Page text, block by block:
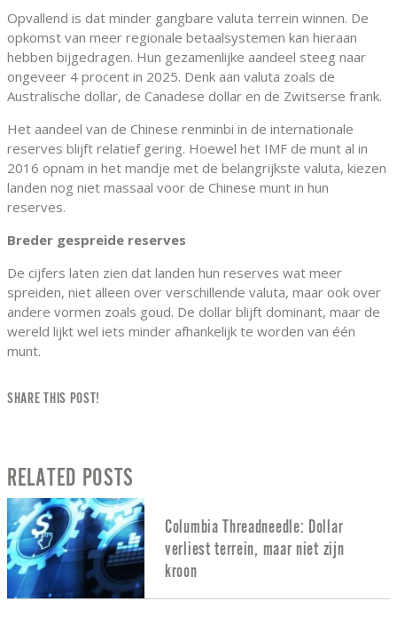
Opvallend is dat minder gangbare valuta terrein winnen. De
opkomst van meer regionale betaalsystemen kan hieraan
hebben bijgedragen. Hun gezamenlijke aandeel steeg naar
ongeveer 4 procent in 2025. Denk aan valuta zoals de
Australische dollar, de Canadese dollar en de Zwitserse frank.
Het aandeel van de Chinese renminbi in de internationale
reserves blijft relatief gering. Hoewel het IMF de munt al in
2016 opnam in het mandje met de belangrijkste valuta, kiezen
landen nog niet massaal voor de Chinese munt in hun
reserves.
Breder gespreide reserves
De cijfers laten zien dat landen hun reserves wat meer
spreiden, niet alleen over verschillende valuta, maar ook over
andere vormen zoals goud. De dollar blijft dominant, maar de
wereld lijkt wel iets minder afhankelijk te worden van één
munt.
SHARE THIS POST!
RELATED POSTS
Columbia Threadneedle: Dollar
verliest terrein, maar niet zijn
kroon